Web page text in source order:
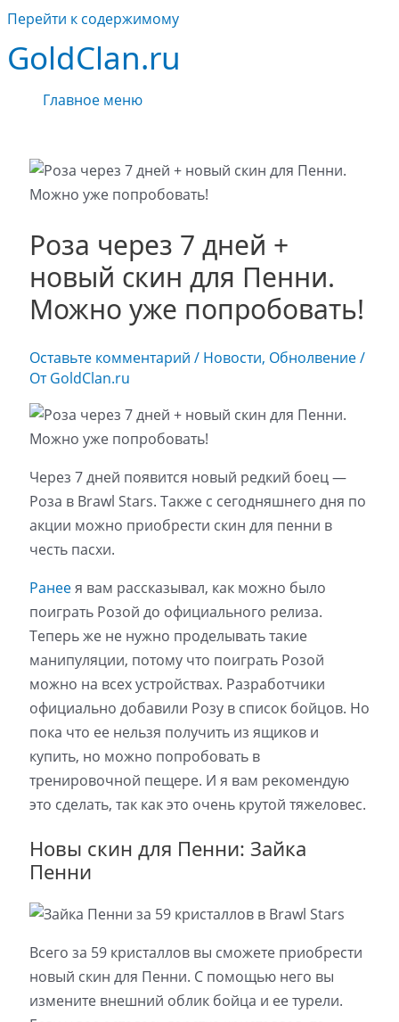
Перейти к содержимому
GoldClan.ru
Главное меню
Роза через 7 дней +
новый скин для Пенни.
Можно уже попробовать!
Оставьте комментарий / Новости, Обнолвение/
От GoldClan.ru
Через 7 дней появится новый редкий боец —
Роза в Brawl Stars. Также с сегодняшнего дня по
акции можно приобрести скин для пенни в
честь пасхи.
Ранеея вам рассказывал, как можно было
поиграть Розой до официального релиза.
Теперь же не нужно проделывать такие
манипуляции, потому что поиграть Розой
можно на всех устройствах. Разработчики
официально добавили Розу в список бойцов. Но
пока что ее нельзя получить из ящиков и
купить, но можно попробовать в
тренировочной пещере. И я вам рекомендую
это сделать, так как это очень крутой тяжеловес.
Новы скин для Пенни: Зайка
Пенни
Всего за 59 кристаллов вы сможете приобрести
новый скин для Пенни. С помощью него вы
измените внешний облик бойца и ее турели.